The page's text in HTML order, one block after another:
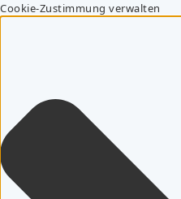
Cookie-Zustimmung verwalten